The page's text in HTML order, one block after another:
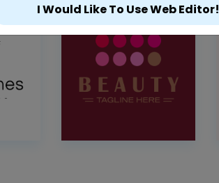
I Would Like To Use Web Editor!